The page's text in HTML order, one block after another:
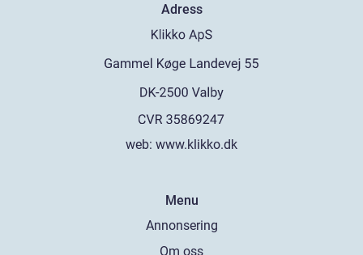
Adress
web: www.klikko.dk
Menu
Annonsering
Om oss